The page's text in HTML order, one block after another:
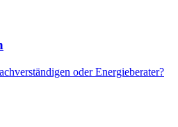
oder Energieberater?